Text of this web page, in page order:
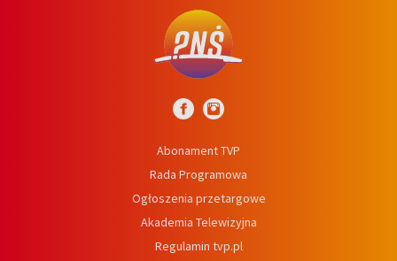
Abonament TVP
Rada Programowa
Ogłoszenia przetargowe
Akademia Telewizyjna
Regulamin tvp.pl